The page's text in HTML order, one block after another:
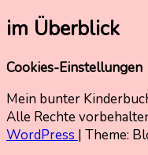
im Überblick
Cookies-Einstellungen
Mein bunter
Alle Rechte
WordPress | Theme: